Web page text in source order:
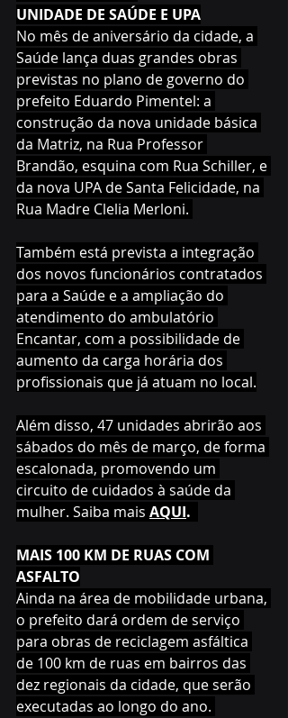
UNIDADE DE SAÚDE E UPA
No mês de aniversário da cidade, a
Saúde lança duas grandes obras
previstas no plano de governo do
prefeito Eduardo Pimentel: a
construção da nova unidade básica
da Matriz, na Rua Professor
Brandão, esquina com Rua Schiller, e
da nova UPA de Santa Felicidade, na
Rua Madre Clelia Merloni.
Também está prevista a integração
dos novos funcionários contratados
para a Saúde e a ampliação do
atendimento do ambulatório
Encantar, com a possibilidade de
aumento da carga horária dos
profissionais que já atuam no local.
Além disso, 47 unidades abrirão aos
sábados do mês de março, de forma
escalonada, promovendo um
circuito de cuidados à saúde da
mulher. Saiba mais AQUI.
MAIS 100 KM DE RUAS COM
ASFALTO
Ainda na área de mobilidade urbana,
o prefeito dará ordem de serviço
para obras de reciclagem asfáltica
de 100 km de ruas em bairros das
dez regionais da cidade, que serão
executadas ao longo do ano.